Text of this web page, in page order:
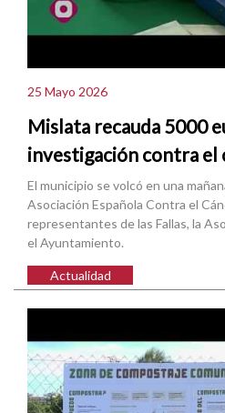
25 Mayo 2026
Mislata recauda 5000
investigación contra el
El municipio se volcó en una
Asociación Española Contra el
representantes de las Fallas, la
el Ayuntamiento.
Actualidad